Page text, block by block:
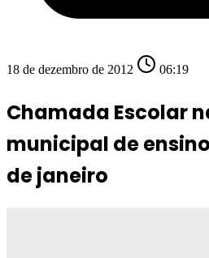
18 de dezembro de 2012 06:19
Chamada Escolar
municipal de ensino
de janeiro